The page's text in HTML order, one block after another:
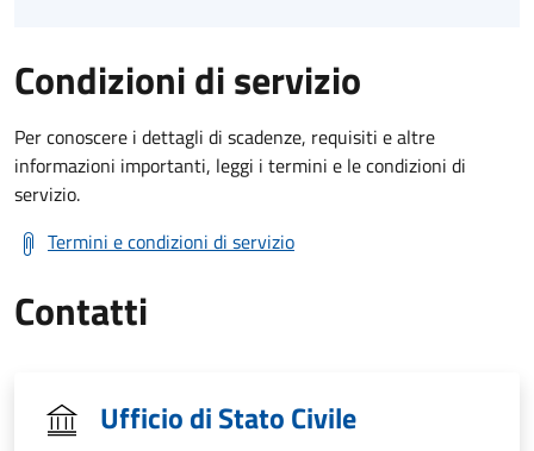
Condizioni di servizio
Per conoscere i dettagli di scadenze, requisiti e altre
informazioni importanti, leggi i termini e le condizioni di
servizio.
Termini e condizioni di servizio
Contatti
Ufficio di Stato Civile